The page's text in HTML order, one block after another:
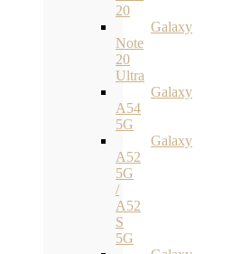
20
Galaxy
Note
20
Ultra
Galaxy
A54
5G
Galaxy
A52
5G
/
A52
S
5G